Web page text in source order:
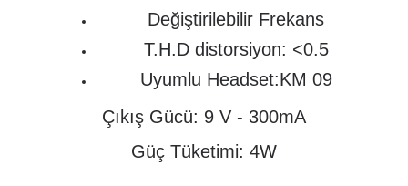
Değiştirilebilir Frekans
T.H.D distorsiyon: <0.5
Uyumlu Headset:KM 09
Çıkış Gücü: 9 V - 300mA
Güç Tüketimi: 4W